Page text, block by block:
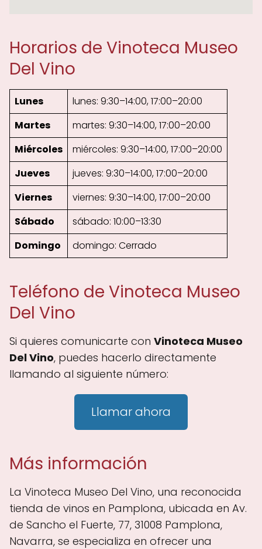
Horarios de Vinoteca Museo
Del Vino
Lunes
lunes: 9:30–14:00, 17:00–20:00
Martes
martes: 9:30–14:00, 17:00–20:00
Miércoles
miércoles: 9:30–14:00, 17:00–20:00
Jueves
jueves: 9:30–14:00, 17:00–20:00
Viernes
viernes: 9:30–14:00, 17:00–20:00
Sábado
sábado: 10:00–13:30
Domingo
domingo: Cerrado
Teléfono de Vinoteca Museo
Del Vino
Si quieres comunicarte con Vinoteca Museo
Del Vino, puedes hacerlo directamente
llamando al siguiente número:
Llamar ahora
Más información
La Vinoteca Museo Del Vino, una reconocida
tienda de vinos en Pamplona, ubicada en Av.
de Sancho el Fuerte, 77, 31008 Pamplona,
Navarra, se especializa en ofrecer una